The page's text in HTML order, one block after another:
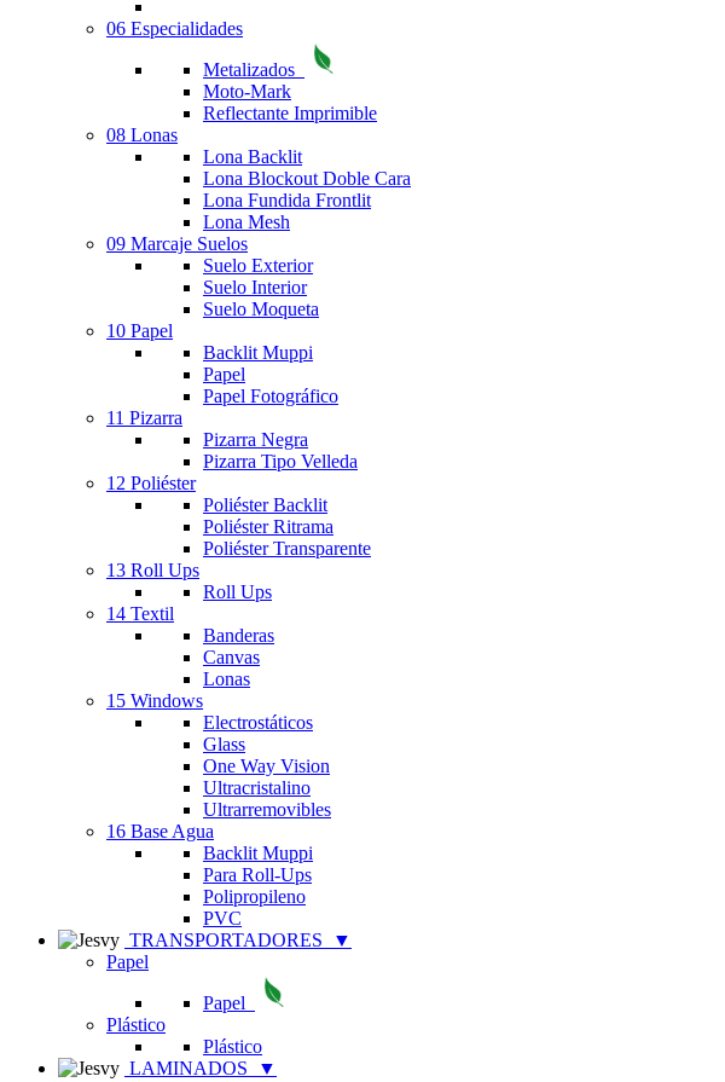
06 Especialidades
Metalizados
Moto-Mark
Reflectante Imprimible
08 Lonas
Lona Backlit
Lona Blockout Doble Cara
Lona Fundida Frontlit
Lona Mesh
09 Marcaje Suelos
Suelo Exterior
Suelo Interior
Suelo Moqueta
10 Papel
Backlit Muppi
Papel
Papel Fotográfico
11 Pizarra
Pizarra Negra
Pizarra Tipo Velleda
12 Poliéster
Poliéster Backlit
Poliéster Ritrama
Poliéster Transparente
13 Roll Ups
Roll Ups
14 Textil
Banderas
Canvas
Lonas
15 Windows
Electrostáticos
Glass
One Way Vision
Ultracristalino
Ultrarremovibles
16 Base Agua
Backlit Muppi
Para Roll-Ups
Polipropileno
PVC
TRANSPORTADORES
▼
Papel
Papel
Plástico
Plástico
LAMINADOS
▼